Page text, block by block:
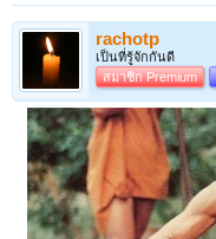
rachotp
เป็นที่รู้จักกันดี
สมาชิก Premium